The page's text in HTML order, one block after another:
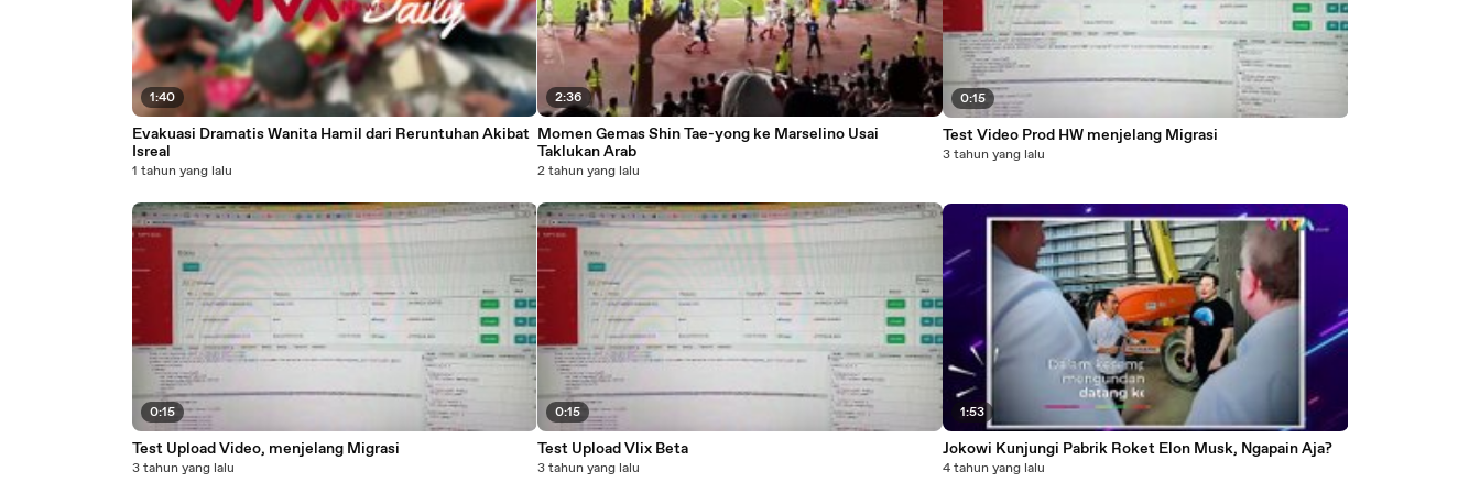
1:40
Evakuasi Dramatis Wanita Hamil dari Reruntuhan Akibat
Isreal
1 tahun yang lalu
0:15
Test Upload Video, menjelang Migrasi
3 tahun yang lalu
2:36
Momen Gemas Shin Tae-yong ke Marselino Usai
Taklukan Arab
2 tahun yang lalu
0:15
Test Upload Vlix Beta
3 tahun yang lalu
0:15
Test Video Prod HW menjelang Migrasi
3 tahun yang lalu
1:53
Jokowi Kunjungi Pabrik Roket Elon Musk, Ngapain Aja?
4 tahun yang lalu